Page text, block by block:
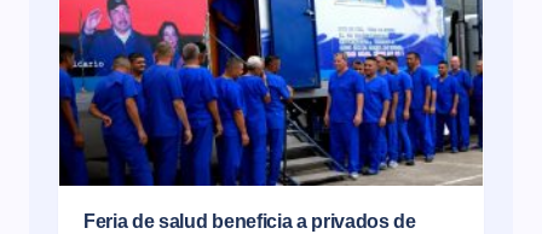
Feria de salud beneficia a privados de